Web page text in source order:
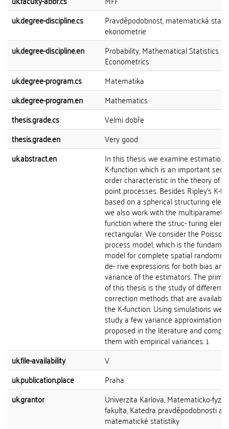
uk.degree-discipline.cs
Pravděpodobnost, matematická
ekonometrie
uk.degree-discipline.en
Probability, Mathematical Statistics
Econometrics
uk.degree-program.cs
Matematika
uk.degree-program.en
Mathematics
thesis.grade.cs
Velmi dobře
thesis.grade.en
Very good
uk.abstract.en
In this thesis we examine estimation
K-function which is an important
order characteristic in the theory of
point processes. Besides Ripley's K-
based on a spherical structuring
we also work with the
function where the struc- turing
rectangular. We consider the
process model, which is the
model for complete spatial
de- rive expressions for both bias and
variance of the estimators. The
of this thesis is the study of different
correction methods that are
the K-function. Using simulations we
study a few variance approximations
proposed in the literature and
them with empirical variances. 1
uk.file-availability
V
uk.publication.place
Praha
uk.grantor
Univerzita Karlova, Matematicko-
fakulta, Katedra pravděpodobnosti a
matematické statistiky